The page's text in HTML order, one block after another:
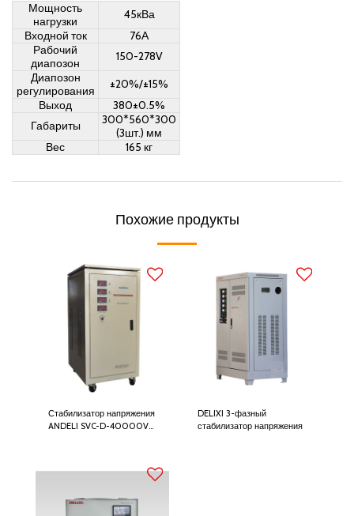
Мощность
нагрузки
45кВа
Входной ток
76А
Рабочий
диапозон
150-278V
Диапозон
регулирования
±20%/±15%
Выход
380±0.5%
Габариты
300*560*300
(3шт.) мм
Вес
165 кг
Похожие продукты
Стабилизатор напряжения
ANDELI SVC-D-40000VA
DELIXI 3-фазный
стабилизатор напряжения